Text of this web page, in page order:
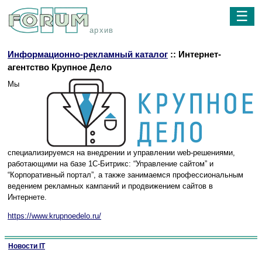
архив
☰
Информационно-рекламный каталог :: Интернет-
агентство Крупное Дело
Мы
специализируемся на внедрении и управлении web-решениями,
работающими на базе 1С-Битрикс: “Управление сайтом” и
“Корпоративный портал”, а также занимаемся профессиональным
ведением рекламных кампаний и продвижением сайтов в
Интернете.
https://www.krupnoedelo.ru/
Новости IT